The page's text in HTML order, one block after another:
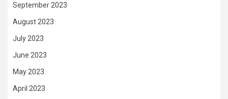
September 2023
August 2023
July 2023
June 2023
May 2023
April 2023